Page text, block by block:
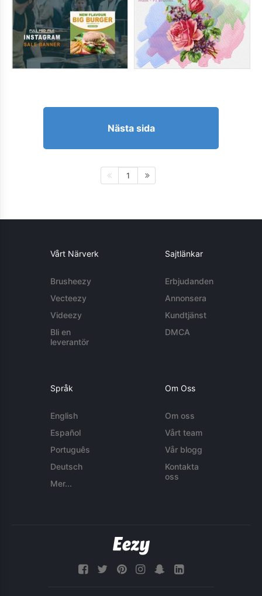
Nästa sida
1
Vårt Närverk
Brusheezy
Vecteezy
Videezy
Bli en
leverantör
Sajtlänkar
Erbjudanden
Annonsera
Kundtjänst
DMCA
Språk
English
Español
Português
Deutsch
Mer...
Om Oss
Om oss
Vårt team
Vår blogg
Kontakta
oss